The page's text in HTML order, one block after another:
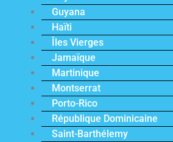
Guyana
Haïti
Îles Vierges
Jamaïque
Martinique
Montserrat
Porto-Rico
République Dominicaine
Saint-Barthélemy